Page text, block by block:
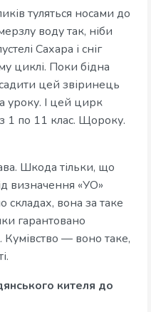
туляться носами до
воду так, ніби
Сахара і сніг
циклі. Поки бідна
цей звіринець
уроку. І цей цирк
1 по 11 клас. Щороку.
Шкода тільки, що
визначення «УО»
складах, вона за таке
гарантовано
Кумівство — воно таке,
кителя до